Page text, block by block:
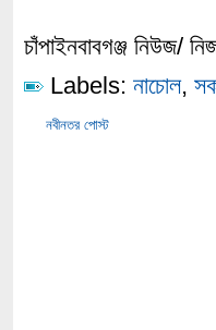
চাঁপাইনবাবগঞ্জ নিউজ/
Labels: নাচোল,
নবীনতর পোস্ট